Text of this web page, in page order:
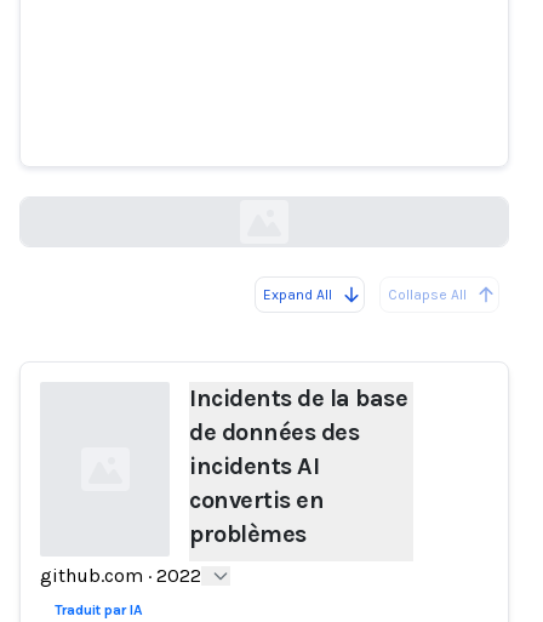
Expand All Collapse All
Loading...
Incidents de la base
de données des
incidents AI
convertis en
problèmes
github.com · 2022
Traduit par IA